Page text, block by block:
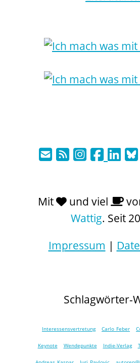
Mit und viel
Wattig. Seit
Impressum |
Schlagwörter-
Interessensvertretung Carlo Feber
Keynote Wendepunkte Indie-Verlag